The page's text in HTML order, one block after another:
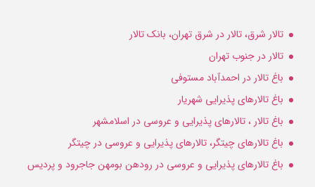
تالار شرق، تالار در شرق تهران، بانک تالار
تالار در جنوب تهران
باغ تالار در احمدآباد مستوفی
باغ تالارهای پذیرایی شهریار
باغ تالار ، تالارهای پذیرایی و عروسی در اسلامشهر
باغ تالارهای چیتگر، تالارهای پذیرایی و عروسی در چیتگر
باغ تالارهای پذیرایی و عروسی در رودهن بومهن جاجرود و پردیس